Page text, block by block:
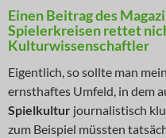
Einen Beitrag des
Spielerkreisen rettet
Kulturwissenschaftler
Eigentlich, so sollte man
ernsthaftes Umfeld, in dem
Spielkultur journalistisch
zum Beispiel müssten